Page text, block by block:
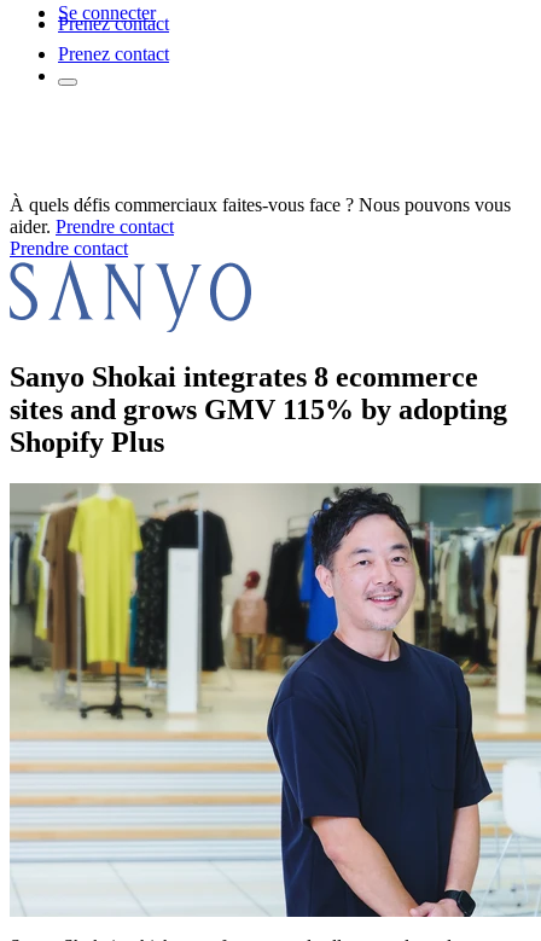
Se connecter
Prenez contact
Prenez contact
À quels défis commerciaux faites-vous face ? Nous pouvons vous
aider. Prendre contact
Prendre contact
Sanyo Shokai integrates 8 ecommerce
sites and grows GMV 115% by adopting
Shopify Plus